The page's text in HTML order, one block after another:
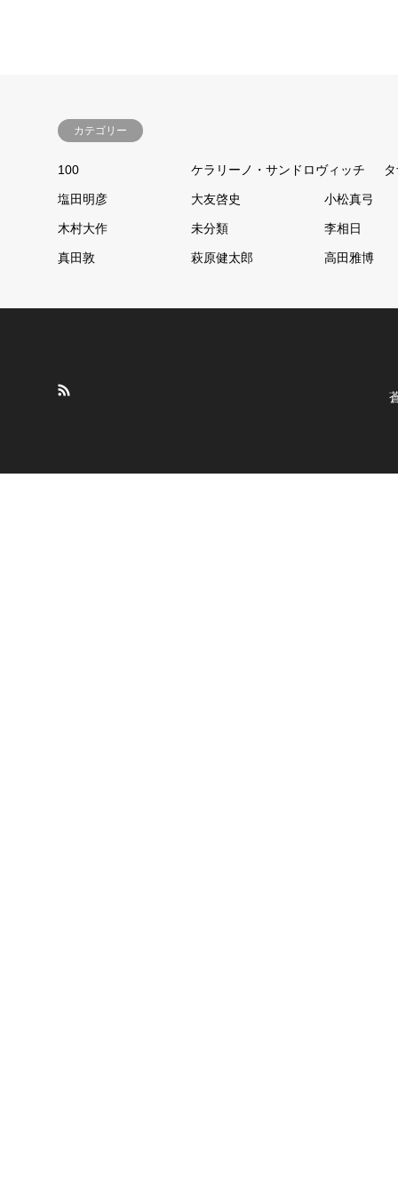
カテゴリー
100 ケラリーノ・サンドロヴィッチ
塩田明彦 大友啓史 小松真弓
木村大作 未分類 李相日
真田敦 萩原健太郎 高田雅博